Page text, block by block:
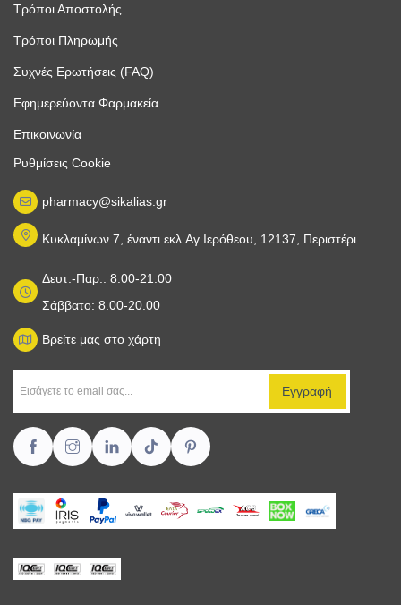
Τρόποι Αποστολής
Τρόποι Πληρωμής
Συχνές Ερωτήσεις (FAQ)
Εφημερεύοντα Φαρμακεία
Επικοινωνία
Ρυθμίσεις Cookie
pharmacy@sikalias.gr
Κυκλαμίνων 7, έναντι εκλ.Αγ.Ιερόθεου, 12137, Περιστέρι
Δευτ.-Παρ.: 8.00-21.00
Σάββατο: 8.00-20.00
Βρείτε μας στο χάρτη